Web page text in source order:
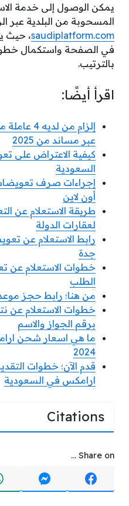
يمكن الوصول إلى خدمة
المسحوبة من البلدية عبر
saudiplatform.com، حيث
في الصفحة واستكمال
بالترتيب.
اقرأ أيضًا:
إلزام من
عبر مساند من 2025
كيفية الاعتراض على
السعودية
إجراءات صرف
أون لاين
طريقة الاستعلام عن
لعقارات الدولة
رابط الاستعلام عن
جدة
خطوات الاستعلام عن
الطلب
من هنا؛ رابط حجز
خطوات الاستعلام عن
برقم الجواز والاسم
ما هي اسعار شحن
2024
قدم الآن؛ خطوات
ارامكس في السعودية
Citations
Share on ...